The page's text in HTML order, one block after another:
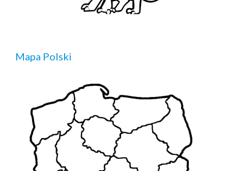
Mapa Polski